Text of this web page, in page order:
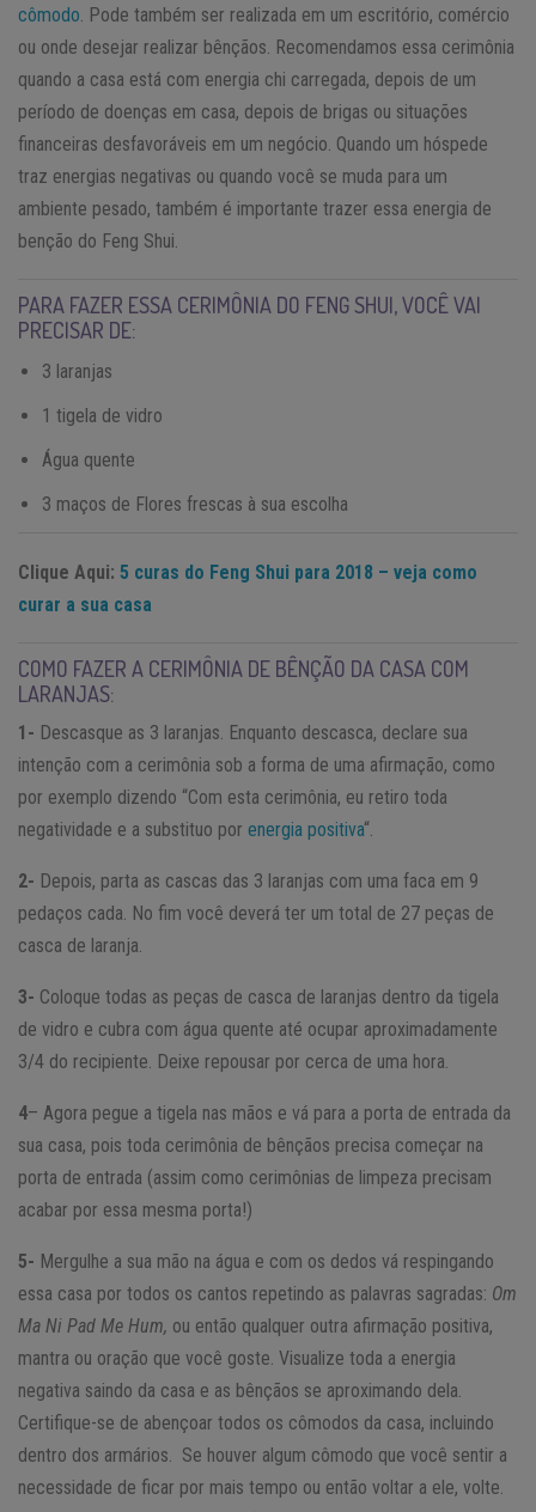
cômodo . Pode também ser realizada em um escritório, comércio
ou onde desejar realizar bênçãos. Recomendamos essa cerimônia
quando a casa está com energia chi carregada, depois de um
período de doenças em casa, depois de brigas ou situações
financeiras desfavoráveis em um negócio. Quando um hóspede
traz energias negativas ou quando você se muda para um
ambiente pesado, também é importante trazer essa energia de
benção do Feng Shui.
PARA FAZER ESSA CERIMÔNIA DO FENG SHUI, VOCÊ VAI
PRECISAR DE:
3 laranjas
1 tigela de vidro
Água quente
3 maços de Flores frescas à sua escolha
Clique Aqui: 5 curas do Feng Shui para 2018 – veja como
curar a sua casa
COMO FAZER A CERIMÔNIA DE BÊNÇÃO DA CASA COM
LARANJAS:
1- Descasque as 3 laranjas. Enquanto descasca, declare sua
intenção com a cerimônia sob a forma de uma afirmação, como
por exemplo dizendo “Com esta cerimônia, eu retiro toda
negatividade e a substituo por energia positiva“.
2- Depois, parta as cascas das 3 laranjas com uma faca em 9
pedaços cada. No fim você deverá ter um total de 27 peças de
casca de laranja.
3- Coloque todas as peças de casca de laranjas dentro da tigela
de vidro e cubra com água quente até ocupar aproximadamente
3/4 do recipiente. Deixe repousar por cerca de uma hora.
4– Agora pegue a tigela nas mãos e vá para a porta de entrada da
sua casa, pois toda cerimônia de bênçãos precisa começar na
porta de entrada (assim como cerimônias de limpeza precisam
acabar por essa mesma porta!)
5- Mergulhe a sua mão na água e com os dedos vá respingando
essa casa por todos os cantos repetindo as palavras sagradas: Om
Ma Ni Pad Me Hum, ou então qualquer outra afirmação positiva,
mantra ou oração que você goste. Visualize toda a energia
negativa saindo da casa e as bênçãos se aproximando dela.
Certifique-se de abençoar todos os cômodos da casa, incluindo
dentro dos armários. Se houver algum cômodo que você sentir a
necessidade de ficar por mais tempo ou então voltar a ele, volte.